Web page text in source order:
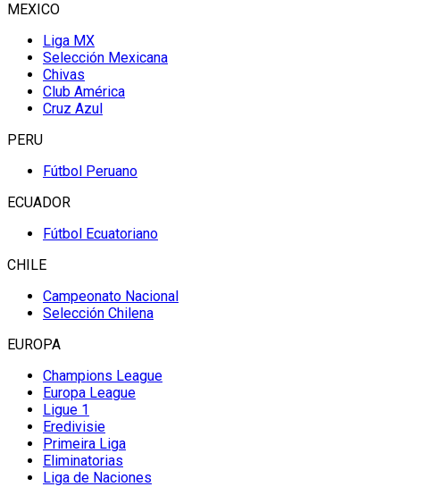
MEXICO
Liga MX
Selección Mexicana
Chivas
Club América
Cruz Azul
PERU
Fútbol Peruano
ECUADOR
Fútbol Ecuatoriano
CHILE
Campeonato Nacional
Selección Chilena
EUROPA
Champions League
Europa League
Ligue 1
Eredivisie
Primeira Liga
Eliminatorias
Liga de Naciones